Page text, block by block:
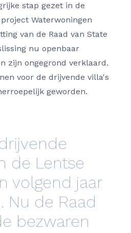
stap gezet in de
Waterwoningen
van de Raad van State
nu openbaar
zijn ongegrond verklaard.
voor de drijvende villa's
geworden.
de Lentse
volgend jaar
Nu de Raad
bezwaren